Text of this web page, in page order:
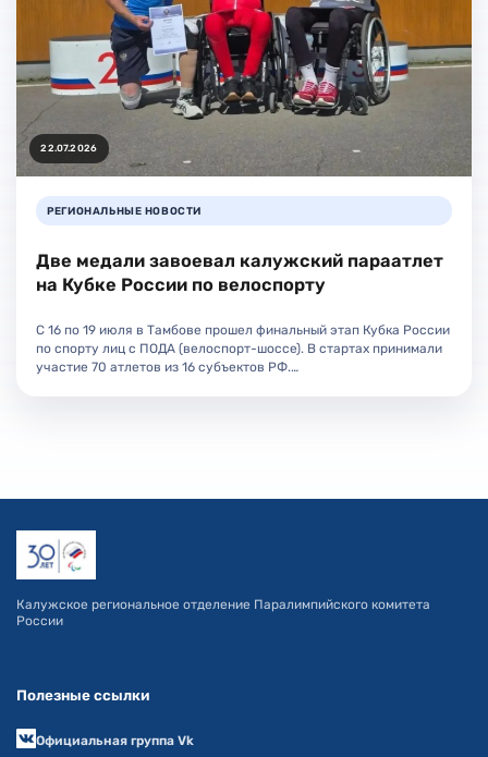
22.07.2026
РЕГИОНАЛЬНЫЕ НОВОСТИ
Две медали завоевал калужский параатлет
на Кубке России по велоспорту
С 16 по 19 июля в Тамбове прошел финальный этап Кубка России
по спорту лиц с ПОДА (велоспорт-шоссе). В стартах принимали
участие 70 атлетов из 16 субъектов РФ.…
Калужское региональное отделение Паралимпийского комитета
России
Полезные ссылки
Официальная группа Vk